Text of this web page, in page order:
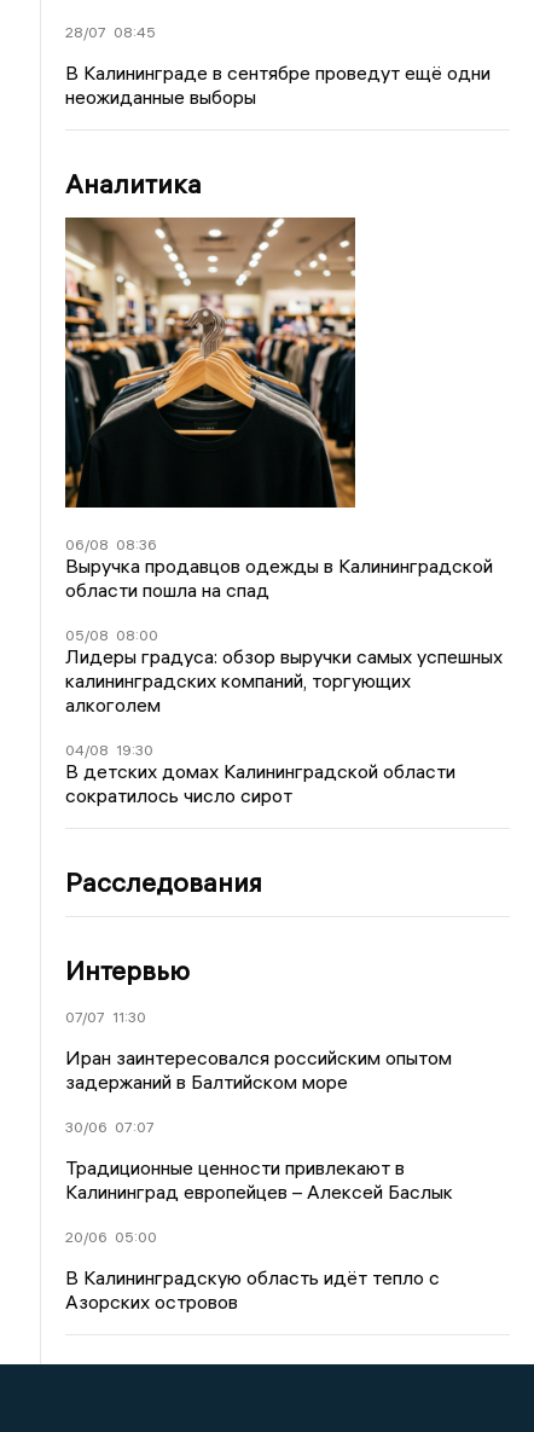
28/07 08:45
В Калининграде в сентябре проведут ещё одни
неожиданные выборы
Аналитика
06/08 08:36
Выручка продавцов одежды в Калининградской
области пошла на спад
05/08 08:00
Лидеры градуса: обзор выручки самых успешных
калининградских компаний, торгующих
алкоголем
04/08 19:30
В детских домах Калининградской области
сократилось число сирот
Расследования
Интервью
07/07 11:30
Иран заинтересовался российским опытом
задержаний в Балтийском море
30/06 07:07
Традиционные ценности привлекают в
Калининград европейцев – Алексей Баслык
20/06 05:00
В Калининградскую область идёт тепло с
Азорских островов